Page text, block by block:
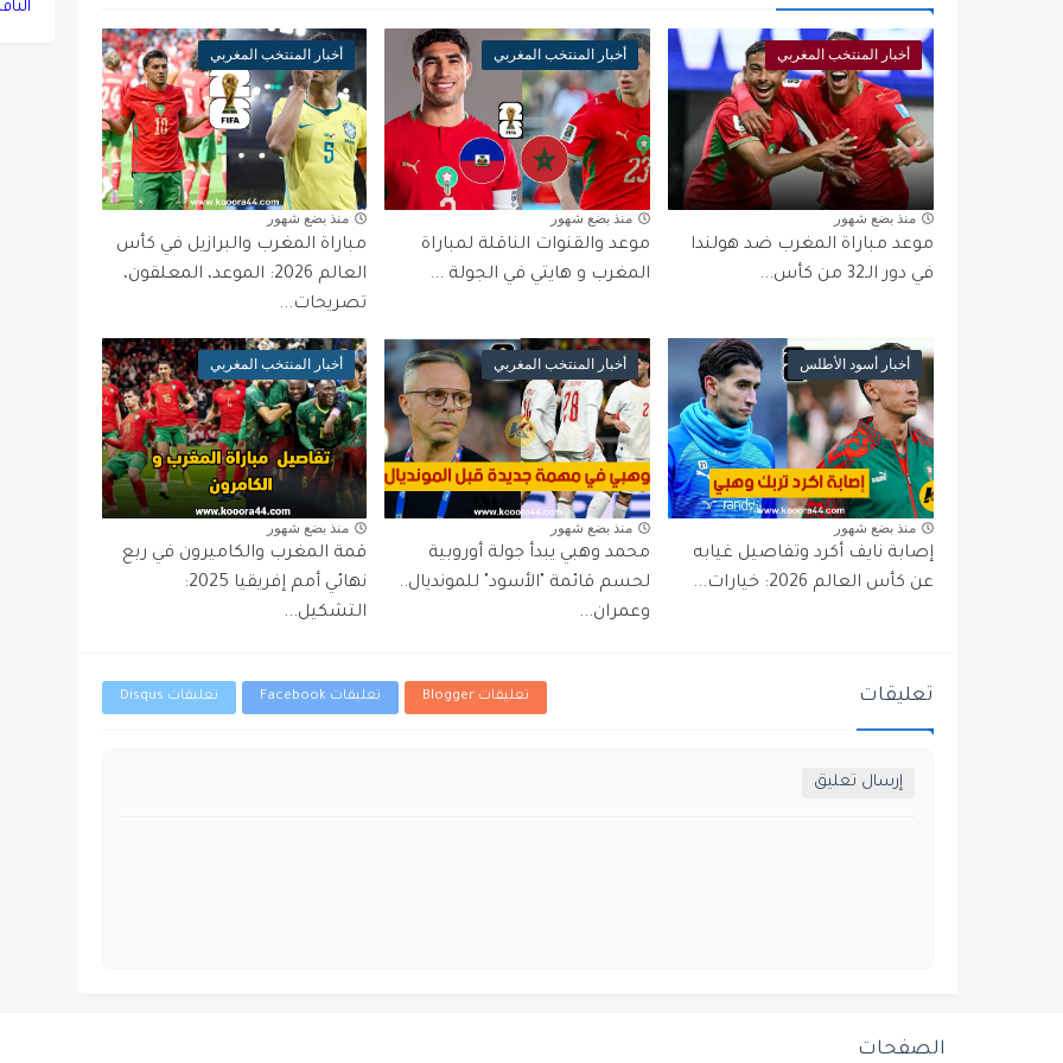
أخبار المنتخب المغربي
منذ بضع شهور
موعد مباراة المغرب ضد هولندا
في دور الـ32 من كأس...
أخبار المنتخب المغربي
منذ بضع شهور
موعد والقنوات الناقلة لمباراة
المغرب و هايتي في الجولة ...
أخبار المنتخب المغربي
منذ بضع شهور
مباراة المغرب والبرازيل في كأس
العالم 2026: الموعد، المعلقون،
تصريحات...
أخبار أسود الأطلس
منذ بضع شهور
إصابة نايف أكرد وتفاصيل غيابه
عن كأس العالم 2026: خيارات...
أخبار المنتخب المغربي
منذ بضع شهور
محمد وهبي يبدأ جولة أوروبية
لحسم قائمة "الأسود" للمونديال..
وعمران...
أخبار المنتخب المغربي
منذ بضع شهور
قمة المغرب والكاميرون في ربع
نهائي أمم إفريقيا 2025:
التشكيل...
تعليقات تعليقات Blogger تعليقات Facebook تعليقات Disqus
إرسال تعليق
الصفحات